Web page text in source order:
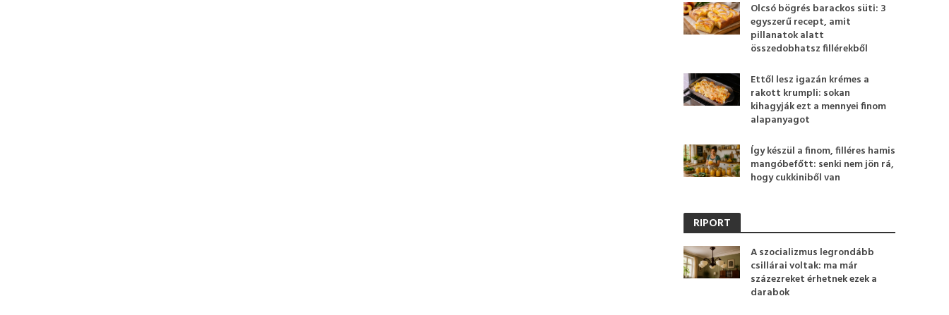
Olcsó bögrés barackos süti: 3
egyszerű recept, amit
pillanatok alatt
összedobhatsz fillérekből
Ettől lesz igazán krémes a
rakott krumpli: sokan
kihagyják ezt a mennyei finom
alapanyagot
Így készül a finom, filléres hamis
mangóbefőtt: senki nem jön rá,
hogy cukkiniből van
RIPORT
A szocializmus legrondább
csillárai voltak: ma már
százezreket érhetnek ezek a
darabok